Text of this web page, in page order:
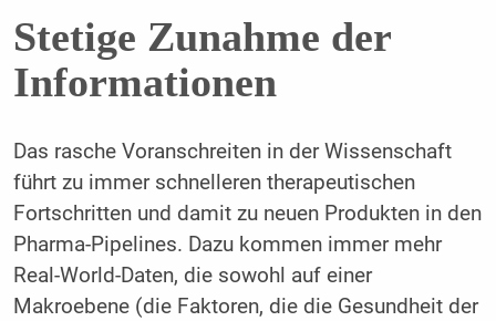
Stetige Zunahme der
Informationen
Das rasche Voranschreiten in der Wissenschaft
führt zu immer schnelleren therapeutischen
Fortschritten und damit zu neuen Produkten in den
Pharma-Pipelines. Dazu kommen immer mehr
Real-World-Daten, die sowohl auf einer
Makroebene (die Faktoren, die die Gesundheit der